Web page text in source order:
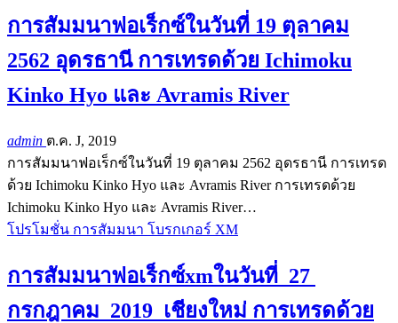
การสัมมนาฟอเร็กซ์ในวันที่ 19 ตุลาคม
2562 อุดรธานี การเทรดด้วย Ichimoku
Kinko Hyo และ Avramis River
admin ต.ค. J, 2019
การสัมมนาฟอเร็กซ์ในวันที่ 19 ตุลาคม 2562 อุดรธานี การเทรด
ด้วย Ichimoku Kinko Hyo และ Avramis River การเทรดด้วย
Ichimoku Kinko Hyo และ Avramis River…
โปรโมชั่น การสัมมนา โบรกเกอร์ XM
การสัมมนาฟอเร็กซ์xmในวันที่ 27
กรกฎาคม 2019 เชียงใหม่ การเทรดด้วย